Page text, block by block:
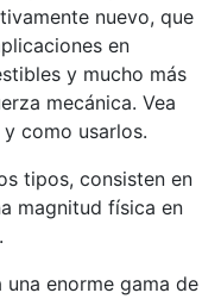
nuevo, que
en
y mucho más
mecánica. Vea
como usarlos.
tipos, consisten en
magnitud física en
enorme gama de